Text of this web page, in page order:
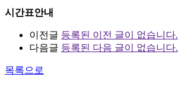
시간표안내
이전글 등록된 이전 글이 없습니다.
다음글 등록된 다음 글이 없습니다.
목록으로